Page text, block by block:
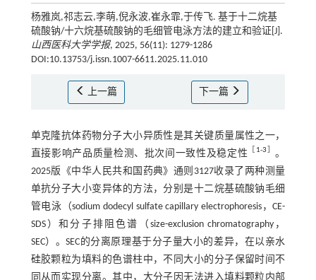
杨雅岚,祁志云,李萌,倪永波,崔永霏,于传飞. 基于十二烷基
硫酸钠/十六烷基硫酸钠的毛细管电泳方法的建立和验证[J].
山西医科大学学报, 2025, 56(11): 1279-1286
DOI:10.13753/j.issn.1007-6611.2025.11.010
上一篇 下一篇
单克隆抗体药物分子大小异质性是其关键质量属性之一，
直接影响产品质量检测、批次间一致性及稳定性
［ 1-3］ 。
2025版《中华人民共和国药典》通则3127收录了两种测量
单抗分子大小变异体的方法，分别是十二烷基硫酸钠毛细
管电泳（sodium dodecyl sulfate capillary electrophoresis，CE-
SDS）和分子排阻色谱（size-exclusion chromatography，
SEC）。SEC的分离原理基于分子量大小的差异，在以亲水
硅胶颗粒为填料的色谱柱中，不同大小的分子保留时间不
同从而实现分离。其中，大分子因无法进入填料颗粒内部